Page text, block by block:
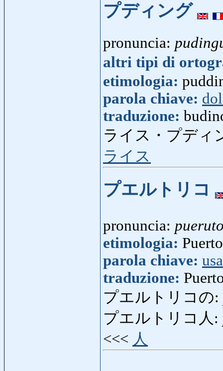
プディング
pronuncia:
altri tipi di
etimologia:
parola chiave:
traduzione:
ライス・プディ
ライス
プエルトリコ
pronuncia:
etimologia:
parola chiave: usa
traduzione:
プエルトリコの:
プエルトリコ人:
<<< 人